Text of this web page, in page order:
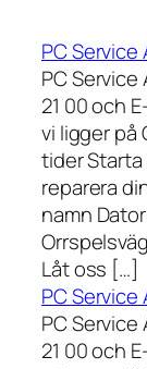
PC Service
PC Service
21 00 och
vi ligger på
tider Starta
reparera
namn
Låt oss […]
PC Service
PC Service
21 00 och